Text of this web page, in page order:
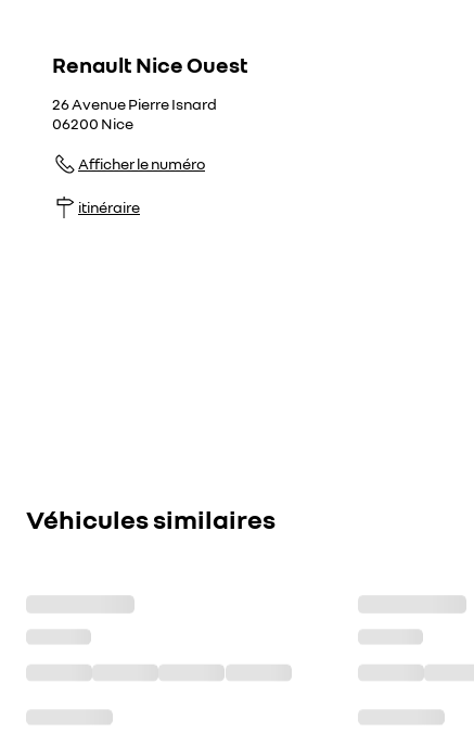
Renault Nice Ouest
26 Avenue Pierre Isnard
06200 Nice
Afficher le numéro
itinéraire
Véhicules similaires